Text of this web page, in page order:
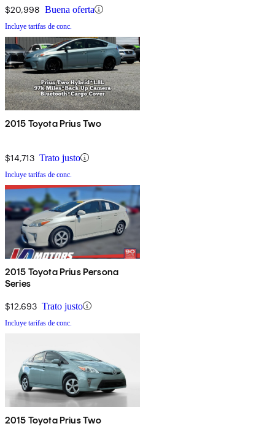
$20,998 Buena oferta
Incluye tarifas de conc.
2015 Toyota Prius Two
$14,713 Trato justo
Incluye tarifas de conc.
2015 Toyota Prius Persona
Series
$12,693 Trato justo
Incluye tarifas de conc.
2015 Toyota Prius Two